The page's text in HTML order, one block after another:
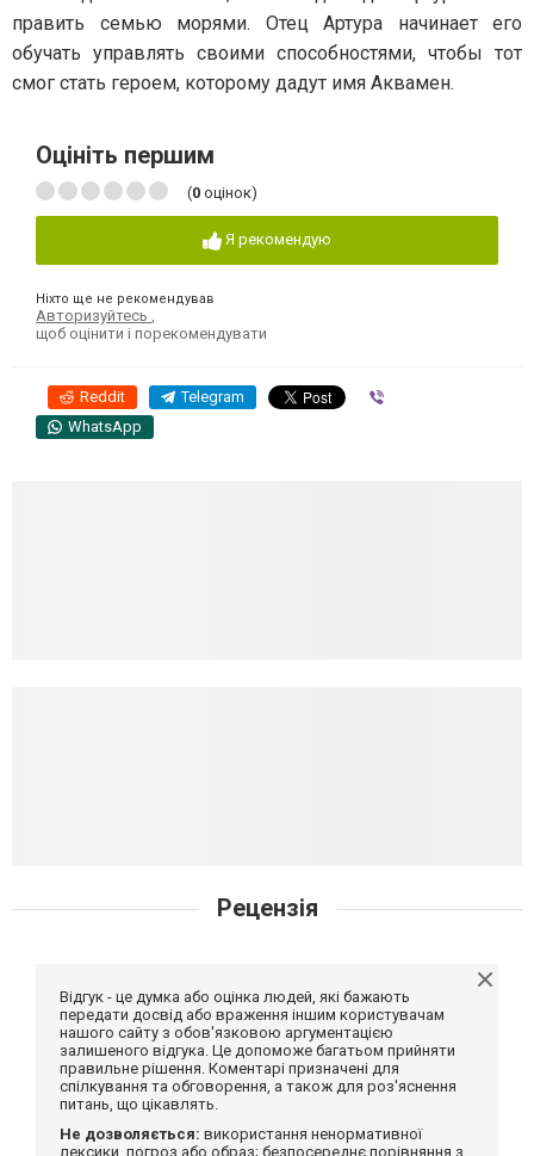
править семью морями. Отец Артура начинает его
обучать управлять своими способностями, чтобы тот
смог стать героем, которому дадут имя Аквамен.
Оцініть першим
(0 оцінок)
Я рекомендую
Ніхто ще не рекомендував
Авторизуйтесь
щоб оцінити і порекомендувати
Reddit Telegram
WhatsApp
Рецензія
Відгук - це думка або оцінка людей, які бажають
передати досвід або враження іншим користувачам
нашого сайту з обов'язковою аргументацією
залишеного відгука. Це допоможе багатьом прийняти
правильне рішення. Коментарі призначені для
спілкування та обговорення, а також для роз'яснення
питань, що цікавлять.
Не дозволяється: використання ненормативної
лексики, погроз або образ; безпосереднє порівняння з